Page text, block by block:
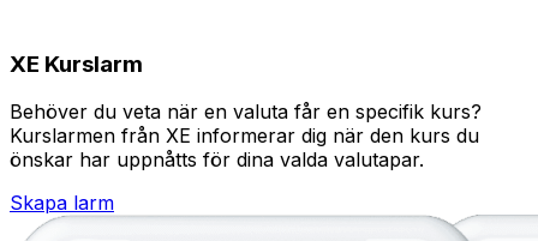
XE Kurslarm
Behöver du veta när en valuta får en specifik kurs?
Kurslarmen från XE informerar dig när den kurs du
önskar har uppnåtts för dina valda valutapar.
Skapa larm